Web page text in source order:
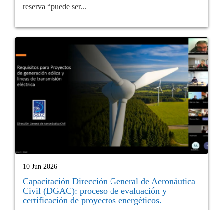
reserva “puede ser...
10 Jun 2026
Capacitación Dirección General de Aeronáutica
Civil (DGAC): proceso de evaluación y
certificación de proyectos energéticos.